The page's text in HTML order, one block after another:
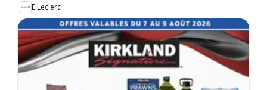
E.Leclerc